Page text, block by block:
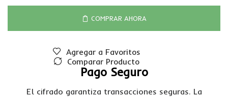
COMPRAR AHORA
Agregar a Favoritos
Comparar Producto
Pago Seguro
El cifrado garantiza transacciones seguras. La